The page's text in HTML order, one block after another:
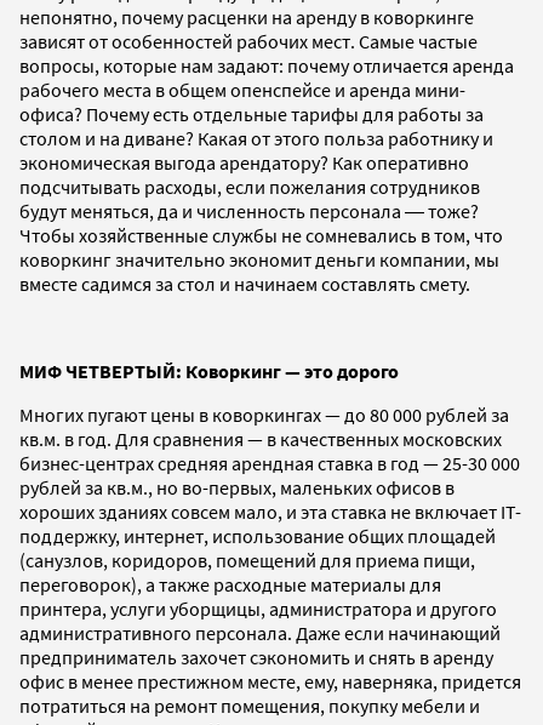
непонятно, почему расценки на аренду в коворкинге
зависят от особенностей рабочих мест. Самые частые
вопросы, которые нам задают: почему отличается аренда
рабочего места в общем опенспейсе и аренда мини-
офиса? Почему есть отдельные тарифы для работы за
столом и на диване? Какая от этого польза работнику и
экономическая выгода арендатору? Как оперативно
подсчитывать расходы, если пожелания сотрудников
будут меняться, да и численность персонала ― тоже?
Чтобы хозяйственные службы не сомневались в том, что
коворкинг значительно экономит деньги компании, мы
вместе садимся за стол и начинаем составлять смету.
МИФ ЧЕТВЕРТЫЙ: Коворкинг — это дорого
Многих пугают цены в коворкингах — до 80 000 рублей за
кв.м. в год. Для сравнения — в качественных московских
бизнес-центрах средняя арендная ставка в год — 25-30 000
рублей за кв.м., но во-первых, маленьких офисов в
хороших зданиях совсем мало, и эта ставка не включает IT-
поддержку, интернет, использование общих площадей
(санузлов, коридоров, помещений для приема пищи,
переговорок), а также расходные материалы для
принтера, услуги уборщицы, администратора и другого
административного персонала. Даже если начинающий
предприниматель захочет сэкономить и снять в аренду
офис в менее престижном месте, ему, наверняка, придется
потратиться на ремонт помещения, покупку мебели и